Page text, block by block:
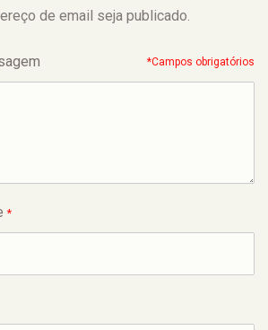
de email seja publicado.
*Campos obrigatórios
*